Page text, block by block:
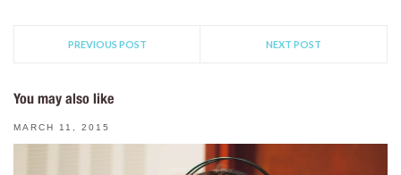
PREVIOUS POST NEXT POST
You may also like
MARCH 11, 2015